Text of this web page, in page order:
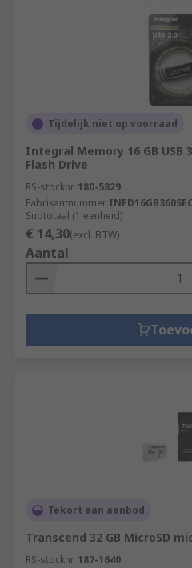
Tijdelijk niet op voorraad
Integral Memory 16 GB USB
Flash Drive
RS-stocknr. 180-5829
Fabrikantnummer
Subtotaal (1 eenheid)
€ 14,30(excl. BTW)
Aantal
Tekort aan aanbod
Transcend 32 GB MicroSD
RS-stocknr. 187-1640